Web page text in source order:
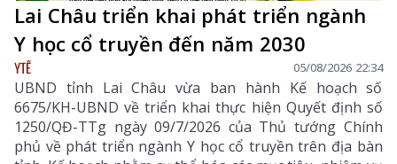
Lai Châu triển khai phát triển ngành
Y học cổ truyền đến năm 2030
YTẾ 05/08/2026 22:34
UBND tỉnh Lai Châu vừa ban hành Kế hoạch số
6675/KH-UBND về triển khai thực hiện Quyết định số
1250/QĐ-TTg ngày 09/7/2026 của Thủ tướng Chính
phủ về phát triển ngành Y học cổ truyền trên địa bàn